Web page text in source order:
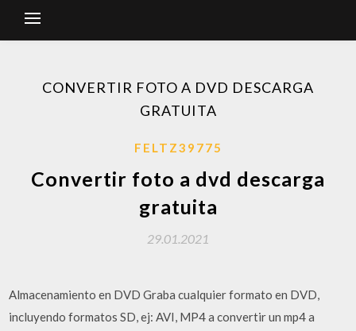
CONVERTIR FOTO A DVD DESCARGA
GRATUITA
FELTZ39775
Convertir foto a dvd descarga
gratuita
29.01.2021
Almacenamiento en DVD Graba cualquier formato en DVD,
incluyendo formatos SD, ej: AVI, MP4 a convertir un mp4 a